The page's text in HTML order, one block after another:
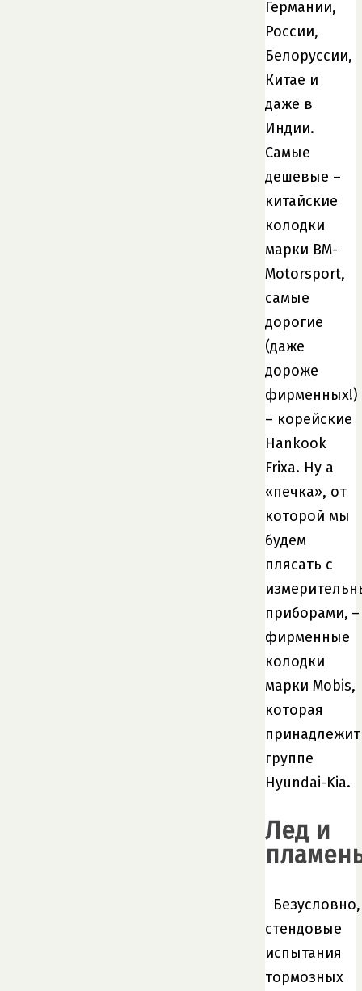
Германии,
России,
Белоруссии,
Китае и
даже в
Индии.
Самые
дешевые –
китайские
колодки
марки BM-
Motorsport,
самые
дорогие
(даже
дороже
фирменных!)
– корейские
Hankook
Frixa. Ну а
«печка», от
которой мы
будем
плясать с
приборами, –
фирменные
колодки
марки Mobis,
которая
принадлежит
группе
Hyundai-Kia.
Лед и
Безусловно,
стендовые
испытания
тормозных